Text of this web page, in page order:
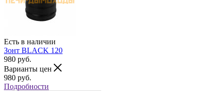
Есть в наличии
Зонт BLACK 120
980 руб.
Варианты цен
980 руб.
Подробности